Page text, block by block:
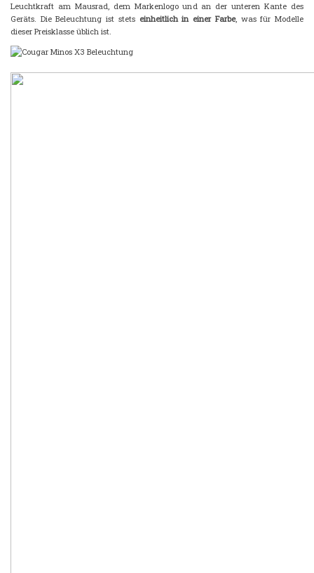
Leuchtkraft am Mausrad, dem Markenlogo und an der unteren Kante des
Geräts. Die Beleuchtung ist stets einheitlich in einer Farbe, was für Modelle
dieser Preisklasse üblich ist.